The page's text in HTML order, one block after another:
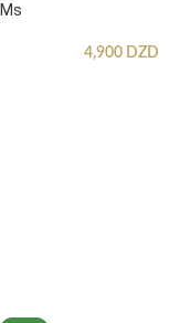
Ms
4,900 DZD